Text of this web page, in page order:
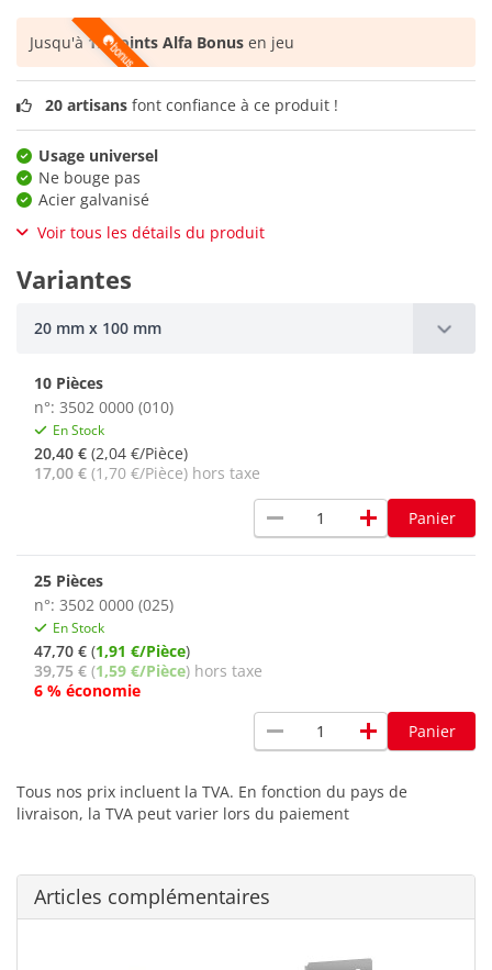
Jusqu'à19 points Alfa Bonus en jeu
20 artisans font confiance à ce produit !
Usage universel
Ne bouge pas
Acier galvanisé
Voir tous les détails du produit
Variantes
20 mm x 100 mm
10 Pièces
n°: 3502 0000 (010)
En Stock
20,40 € (2,04 €/Pièce)
17,00 € (1,70 €/Pièce) hors taxe
remove add Panier
25 Pièces
n°: 3502 0000 (025)
En Stock
47,70 € (1,91 €/Pièce)
39,75 € (1,59 €/Pièce) hors taxe
6 % économie
remove add Panier
Tous nos prix incluent la TVA. En fonction du pays de
livraison, la TVA peut varier lors du paiement
Articles complémentaires